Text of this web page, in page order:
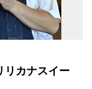
リカナスイー